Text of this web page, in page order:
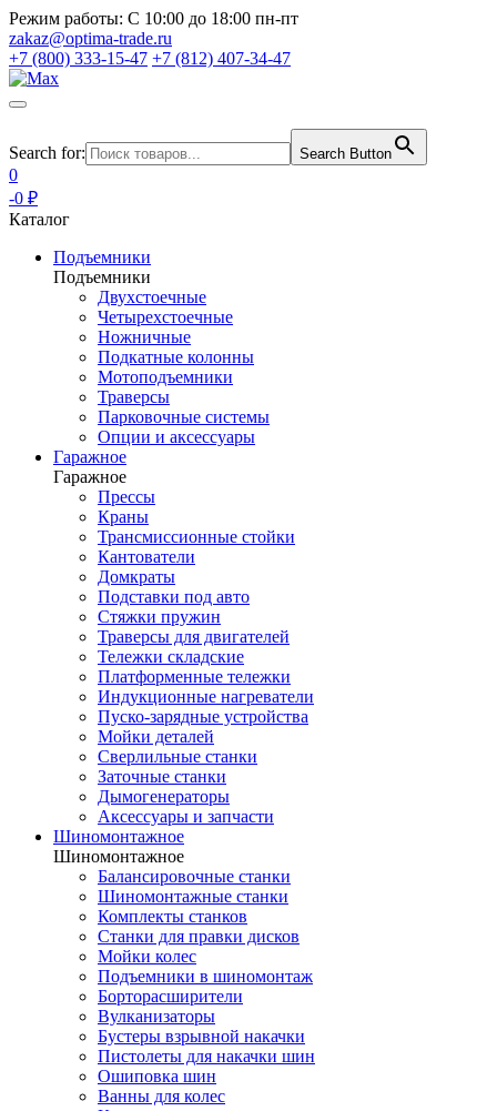
Режим работы: С 10:00 до 18:00 пн-пт
zakaz@optima-trade.ru
+7 (800) 333-15-47 +7 (812) 407-34-47
Search for: Search Button
0
-0 ₽
Каталог
Подъемники
Подъемники
Двухстоечные
Четырехстоечные
Ножничные
Подкатные колонны
Мотоподъемники
Траверсы
Парковочные системы
Опции и аксессуары
Гаражное
Гаражное
Прессы
Краны
Трансмиссионные стойки
Кантователи
Домкраты
Подставки под авто
Стяжки пружин
Траверсы для двигателей
Тележки складские
Платформенные тележки
Индукционные нагреватели
Пуско-зарядные устройства
Мойки деталей
Сверлильные станки
Заточные станки
Дымогенераторы
Аксессуары и запчасти
Шиномонтажное
Шиномонтажное
Балансировочные станки
Шиномонтажные станки
Комплекты станков
Станки для правки дисков
Мойки колес
Подъемники в шиномонтаж
Борторасширители
Вулканизаторы
Бустеры взрывной накачки
Пистолеты для накачки шин
Ошиповка шин
Ванны для колес